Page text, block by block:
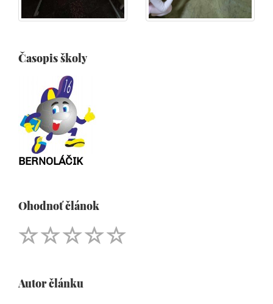
Časopis školy
BERNOLÁČIK
Ohodnoť článok
Autor článku